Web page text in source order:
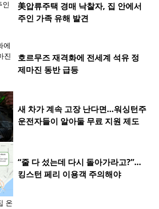
美압류주택 경매 낙찰자, 집 안에서
주인 가족 유해 발견
호르무즈 재격화에 전세계 석유 정
제마진 동반 급등
새 차가 계속 고장 난다면…워싱턴주
운전자들이 알아둘 무료 지원 제도
“줄 다 섰는데 다시 돌아가라고?”…
킹스턴 페리 이용객 주의해야